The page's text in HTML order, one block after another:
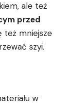
ale też
przed
⁢też mniejsze
szyi.
w